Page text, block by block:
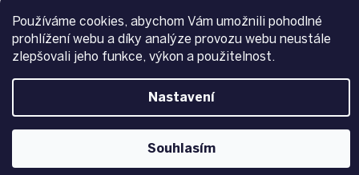
Používáme cookies, abychom Vám umožnili pohodlné
prohlížení webu a díky analýze provozu webu neustále
zlepšovali jeho funkce, výkon a použitelnost.
Nastavení
Souhlasím
Vytvořil Shoptet
Copyright 2026Zemito.cz. Všechna práva vyhrazena.Upravit
nastavení cookies